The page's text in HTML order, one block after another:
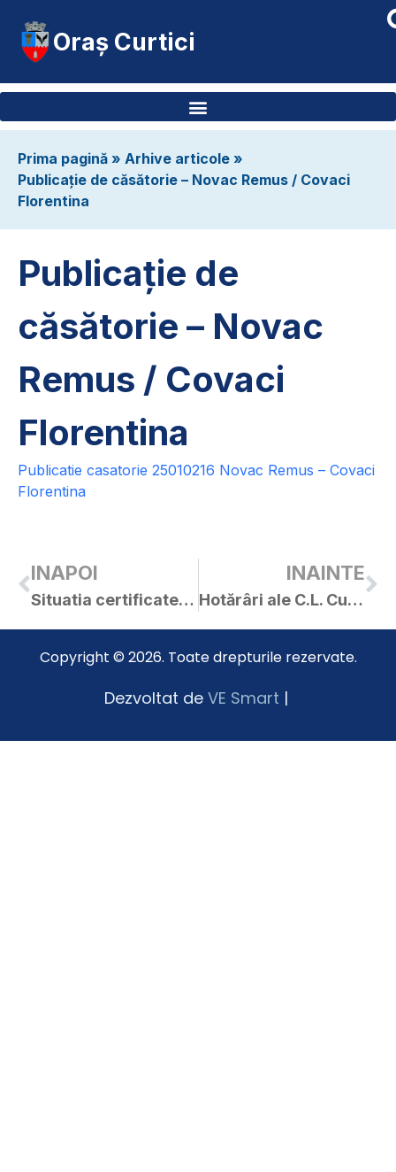
Oraș Curtici
Prima pagină » Arhive articole »
Publicație de căsătorie – Novac Remus / Covaci
Florentina
Publicație de
căsătorie – Novac
Remus / Covaci
Florentina
Publicatie casatorie 25010216 Novac Remus – Covaci
Florentina
INAPOI
Situatia certificatelor de urbanism si a autorizatiilor de construire emise in anul 2016
INAINTE
Hotărâri ale C.L. Curtici adoptate în ședința din 29.12.2016
Copyright © 2026. Toate drepturile rezervate.
Dezvoltat de VE Smart |